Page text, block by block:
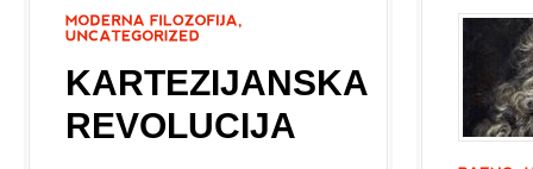
KARTEZIJANSKA
REVOLUCIJA